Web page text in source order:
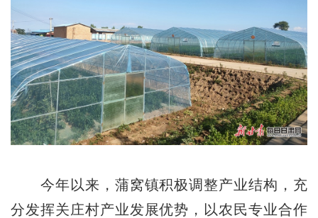
今年以来，蒲窝镇积极调整产业结构，充
分发挥关庄村产业发展优势，以农民专业合作